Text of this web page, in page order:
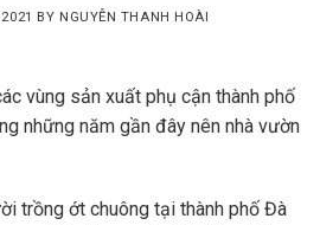
BY NGUYỄN THANH HOÀI
vùng sản xuất phụ cận thành phố
những năm gần đây nên nhà vườn
trồng ớt chuông tại thành phố Đà